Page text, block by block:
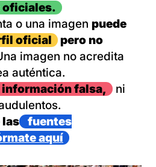
oficiales.
o una imagen puede
oficial
pero no
imagen no acredita
auténtica.
falsa,
ni
las
fuentes
aquí